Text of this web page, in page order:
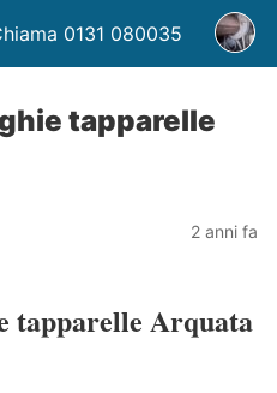
0131 080035
tapparelle
2 anni fa
tapparelle Arquata